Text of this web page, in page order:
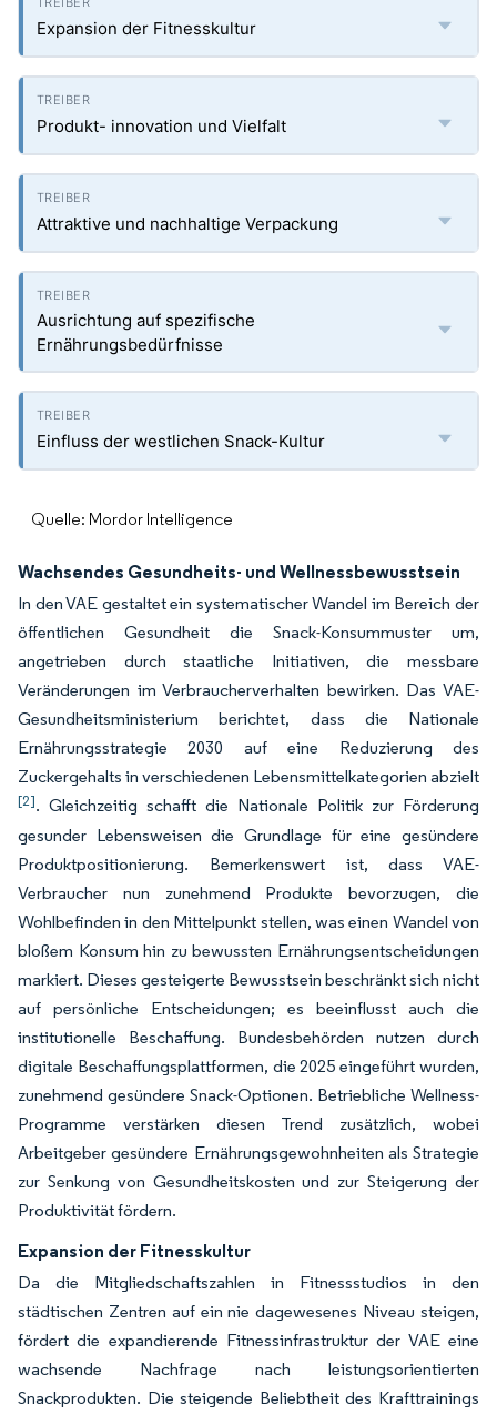
Expansion der Fitnesskultur
Produkt- innovation und Vielfalt
Attraktive und nachhaltige Verpackung
Ausrichtung auf spezifische
Ernährungsbedürfnisse
Einfluss der westlichen Snack-Kultur
Quelle: Mordor Intelligence
Wachsendes Gesundheits- und Wellnessbewusstsein
In den VAE gestaltet ein systematischer Wandel im Bereich der
öffentlichen Gesundheit die Snack-Konsummuster um,
angetrieben durch staatliche Initiativen, die messbare
Veränderungen im Verbraucherverhalten bewirken. Das VAE-
Gesundheitsministerium berichtet, dass die Nationale
Ernährungsstrategie 2030 auf eine Reduzierung des
Zuckergehalts in verschiedenen Lebensmittelkategorien abzielt
[2]. Gleichzeitig schafft die Nationale Politik zur Förderung
gesunder Lebensweisen die Grundlage für eine gesündere
Produktpositionierung. Bemerkenswert ist, dass VAE-
Verbraucher nun zunehmend Produkte bevorzugen, die
Wohlbefinden in den Mittelpunkt stellen, was einen Wandel von
bloßem Konsum hin zu bewussten Ernährungsentscheidungen
markiert. Dieses gesteigerte Bewusstsein beschränkt sich nicht
auf persönliche Entscheidungen; es beeinflusst auch die
institutionelle Beschaffung. Bundesbehörden nutzen durch
digitale Beschaffungsplattformen, die 2025 eingeführt wurden,
zunehmend gesündere Snack-Optionen. Betriebliche Wellness-
Programme verstärken diesen Trend zusätzlich, wobei
Arbeitgeber gesündere Ernährungsgewohnheiten als Strategie
zur Senkung von Gesundheitskosten und zur Steigerung der
Produktivität fördern.
Expansion der Fitnesskultur
Da die Mitgliedschaftszahlen in Fitnessstudios in den
städtischen Zentren auf ein nie dagewesenes Niveau steigen,
fördert die expandierende Fitnessinfrastruktur der VAE eine
wachsende Nachfrage nach leistungsorientierten
Snackprodukten. Die steigende Beliebtheit des Krafttrainings